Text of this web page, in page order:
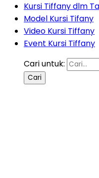
Kursi Tiffany dlm
Model Kursi Tifany
Video Kursi Tiffany
Event Kursi Tiffany
Cari untuk: